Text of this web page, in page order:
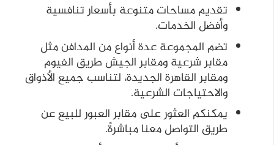
تقديم مساحات متنوعة بأسعار تنافسية
وأفضل الخدمات.
تضم المجموعة عدة أنواع من المدافن مثل
مقابر شرعية ومقابر الجيش طريق الفيوم
ومقابر القاهرة الجديدة، لتناسب جميع الأذواق
والاحتياجات الشرعية.
يمكنكم العثور على مقابر العبور للبيع عن
طريق التواصل معنا مباشرةً.